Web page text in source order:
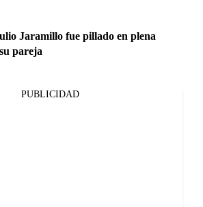
Jaramillo fue pillado en plena
pareja
PUBLICIDAD